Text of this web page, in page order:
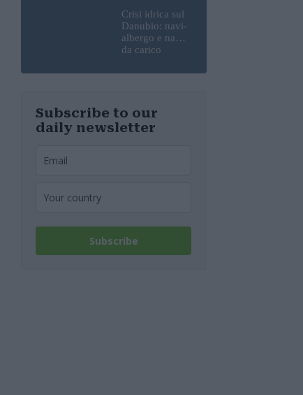
nucleare di
Paks potrebbe
chiudere
questo fine
Crisi idrica sul
Danubio: navi-
albergo e navi
da carico
Ungheria
Subscribe to our
daily newsletter
Subscribe